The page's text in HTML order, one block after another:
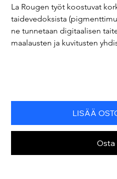
La Rougen työt koostuvat
taidevedoksista
ne tunnetaan digitaalisen
maalausten ja kuvitusten
LISÄÄ